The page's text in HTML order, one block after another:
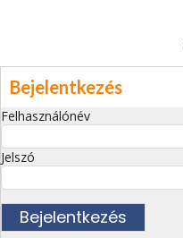
Bejelentkezés
Felhasználónév
Jelszó